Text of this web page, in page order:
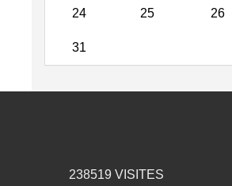
24 25 26
31
238519 VISITES